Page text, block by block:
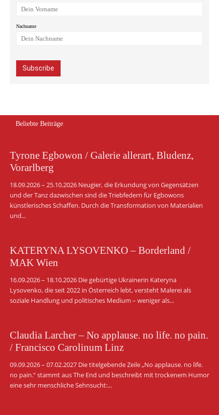
Nachname
Beliebte Beiträge
Tyrone Egbowon / Galerie allerart, Bludenz,
Vorarlberg
18.09.2026 – 25.10.2026 Neugier, die Erkundung von Gegensätzen
und der Tanz dazwischen sind die Triebfedern für Egbowons
künstlerisches Schaffen. Durch die Transformation von Materialien
und...
KATERYNA LYSOVENKO – Borderland /
MAK Wien
16.09.2026 – 18.10.2026 Die gebürtige Ukrainerin Kateryna
Lysovenko, die seit 2022 in Österreich lebt, versteht Malerei als
soziale Handlung und politisches Medium – weniger als...
Claudia Larcher – No applause. no life. no pain.
/ Francisco Carolinum Linz
09.09.2026 – 07.02.2027 Die titelgebende Zeile „No applause. no life.
no pain.“ stammt aus The End und beschreibt mit trockenem Humor
eine sehr menschliche Sehnsucht:...